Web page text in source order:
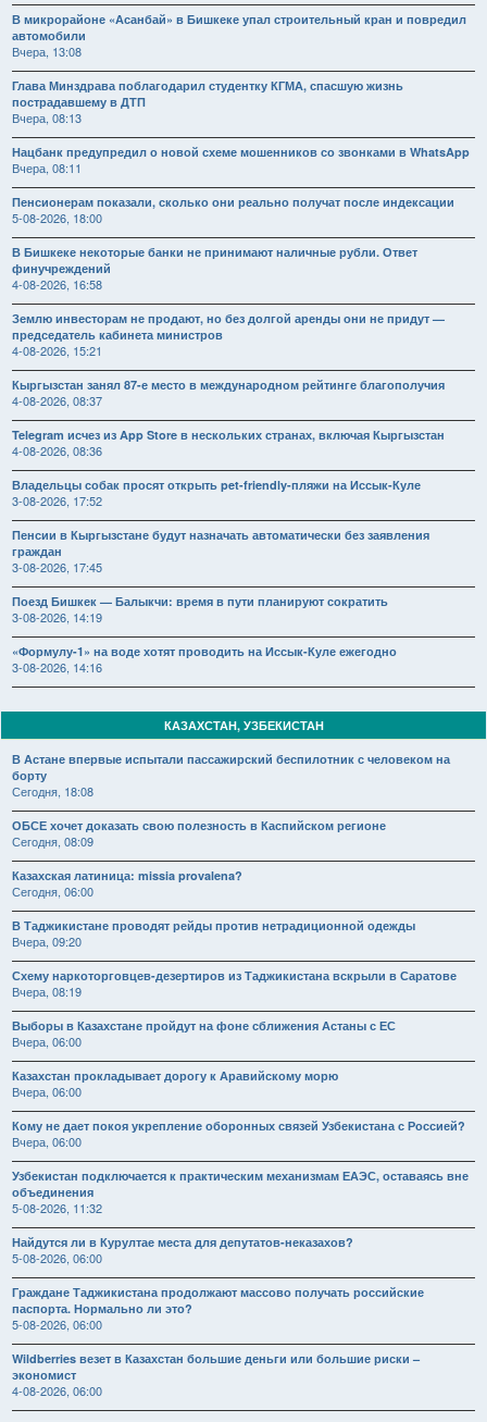
В микрорайоне «Асанбай» в Бишкеке упал строительный кран и повредил
автомобили
Вчера, 13:08
Глава Минздрава поблагодарил студентку КГМА, спасшую жизнь
пострадавшему в ДТП
Вчера, 08:13
Нацбанк предупредил о новой схеме мошенников со звонками в WhatsApp
Вчера, 08:11
Пенсионерам показали, сколько они реально получат после индексации
5-08-2026, 18:00
В Бишкеке некоторые банки не принимают наличные рубли. Ответ
финучреждений
4-08-2026, 16:58
Землю инвесторам не продают, но без долгой аренды они не придут —
председатель кабинета министров
4-08-2026, 15:21
Кыргызстан занял 87-е место в международном рейтинге благополучия
4-08-2026, 08:37
Telegram исчез из App Store в нескольких странах, включая Кыргызстан
4-08-2026, 08:36
Владельцы собак просят открыть pet-friendly-пляжи на Иссык-Куле
3-08-2026, 17:52
Пенсии в Кыргызстане будут назначать автоматически без заявления
граждан
3-08-2026, 17:45
Поезд Бишкек — Балыкчи: время в пути планируют сократить
3-08-2026, 14:19
«Формулу-1» на воде хотят проводить на Иссык-Куле ежегодно
3-08-2026, 14:16
КАЗАХСТАН, УЗБЕКИСТАН
В Астане впервые испытали пассажирский беспилотник с человеком на
борту
Сегодня, 18:08
ОБСЕ хочет доказать свою полезность в Каспийском регионе
Сегодня, 08:09
Казахская латиница: missia provalena?
Сегодня, 06:00
В Таджикистане проводят рейды против нетрадиционной одежды
Вчера, 09:20
Схему наркоторговцев-дезертиров из Таджикистана вскрыли в Саратове
Вчера, 08:19
Выборы в Казахстане пройдут на фоне сближения Астаны с ЕС
Вчера, 06:00
Казахстан прокладывает дорогу к Аравийскому морю
Вчера, 06:00
Кому не дает покоя укрепление оборонных связей Узбекистана с Россией?
Вчера, 06:00
Узбекистан подключается к практическим механизмам ЕАЭС, оставаясь вне
объединения
5-08-2026, 11:32
Найдутся ли в Курултае места для депутатов-неказахов?
5-08-2026, 06:00
Граждане Таджикистана продолжают массово получать российские
паспорта. Нормально ли это?
5-08-2026, 06:00
Wildberries везет в Казахстан большие деньги или большие риски –
экономист
4-08-2026, 06:00